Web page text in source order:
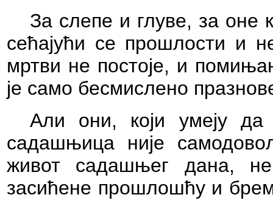
За слепе и глуве, за оне
сећајући се прошлости и
мртви не постоје, и
је само бесмислено
Али они, који умеју
садашњица није
живот садашњег дана,
засићене прошлошћу и